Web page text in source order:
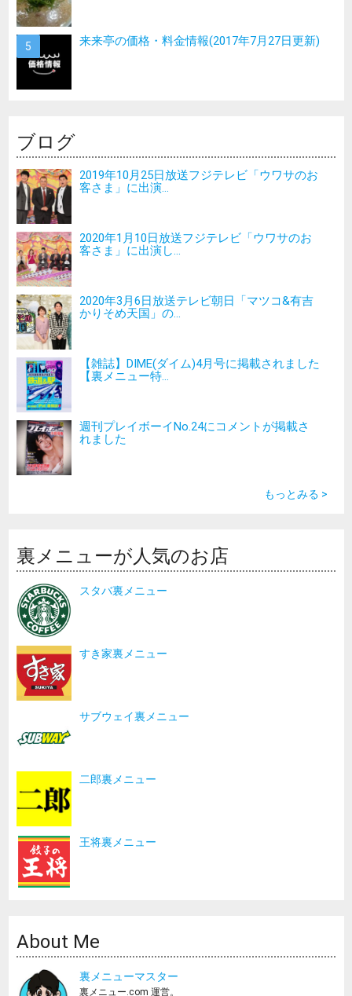
来来亭の価格・料金情報(2017年7月27日更新)
ブログ
2019年10月25日放送フジテレビ「ウワサのお
客さま」に出演...
2020年1月10日放送フジテレビ「ウワサのお
客さま」に出演し...
2020年3月6日放送テレビ朝日「マツコ&有吉
かりそめ天国」の...
【雑誌】DIME(ダイム)4月号に掲載されました
【裏メニュー特...
週刊プレイボーイNo.24にコメントが掲載さ
れました
もっとみる >
裏メニューが人気のお店
スタバ裏メニュー
すき家裏メニュー
サブウェイ裏メニュー
二郎裏メニュー
王将裏メニュー
About Me
裏メニューマスター
裏メニュー.com 運営。